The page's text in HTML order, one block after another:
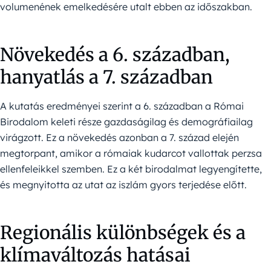
volumenének emelkedésére utalt ebben az időszakban.
Növekedés a 6. században,
hanyatlás a 7. században
A kutatás eredményei szerint a 6. században a Római
Birodalom keleti része gazdaságilag és demográfiailag
virágzott. Ez a növekedés azonban a 7. század elején
megtorpant, amikor a rómaiak kudarcot vallottak perzsa
ellenfeleikkel szemben. Ez a két birodalmat legyengítette,
és megnyitotta az utat az iszlám gyors terjedése előtt.
Regionális különbségek és a
klímaváltozás hatásai